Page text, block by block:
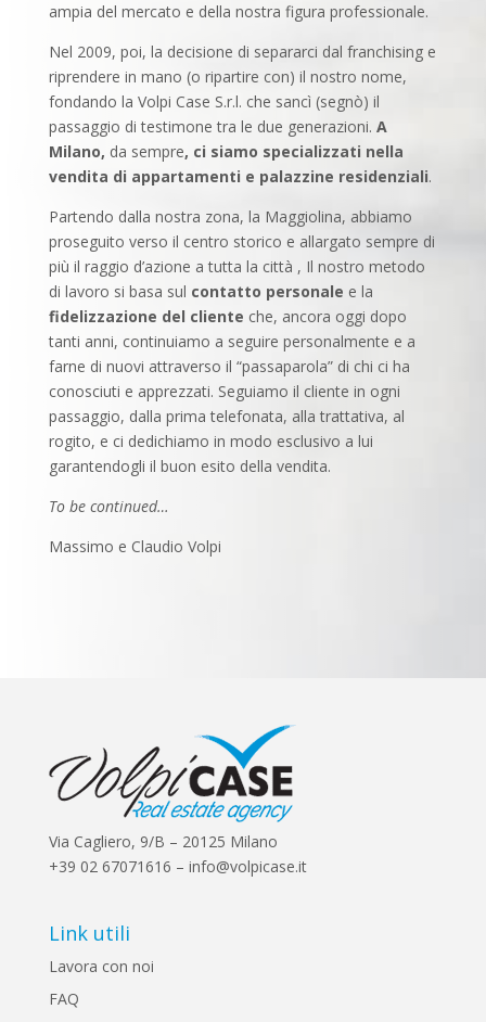
ampia del mercato e della nostra figura professionale.
Nel 2009, poi, la decisione di separarci dal franchising e
riprendere in mano (o ripartire con) il nostro nome,
fondando la Volpi Case S.r.l. che sancì (segnò) il
passaggio di testimone tra le due generazioni. A
Milano, da sempre, ci siamo specializzati nella
vendita di appartamenti e palazzine residenziali.
Partendo dalla nostra zona, la Maggiolina, abbiamo
proseguito verso il centro storico e allargato sempre di
più il raggio d’azione a tutta la città , Il nostro metodo
di lavoro si basa sul contatto personale e la
fidelizzazione del cliente che, ancora oggi dopo
tanti anni, continuiamo a seguire personalmente e a
farne di nuovi attraverso il “passaparola” di chi ci ha
conosciuti e apprezzati. Seguiamo il cliente in ogni
passaggio, dalla prima telefonata, alla trattativa, al
rogito, e ci dedichiamo in modo esclusivo a lui
garantendogli il buon esito della vendita.
To be continued…
Massimo e Claudio Volpi
Via Cagliero, 9/B – 20125 Milano
+39 02 67071616 – info@volpicase.it
Link utili
Lavora con noi
FAQ